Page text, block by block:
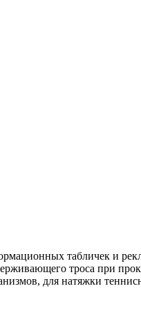
табличек и
троса при
для натяжки